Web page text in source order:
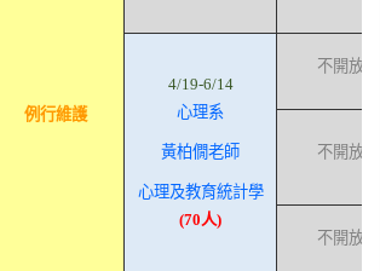
例行維護
4/19-6/14
心理系
黃柏僩老師
⼼理及教育統計學
(70人)
不開放
不開放
不開放